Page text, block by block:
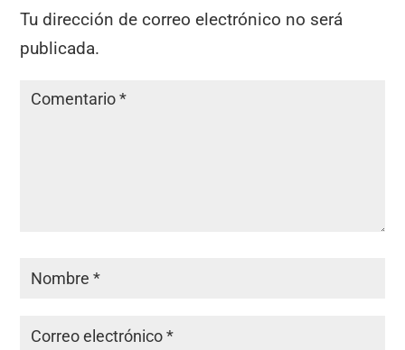
Tu dirección de correo electrónico no será
publicada.